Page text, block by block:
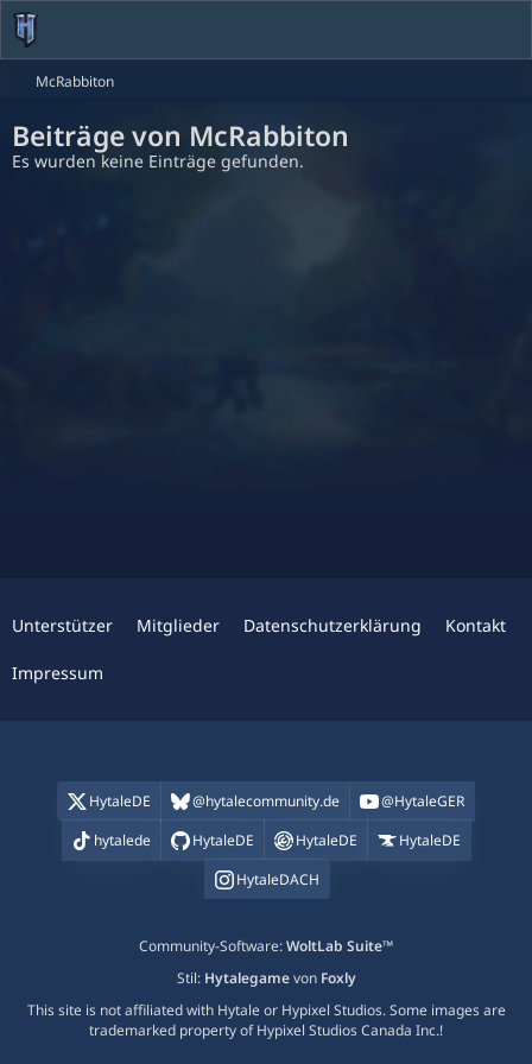
McRabbiton
Beiträge von McRabbiton
Es wurden keine Einträge gefunden.
Unterstützer Mitglieder Datenschutzerklärung Kontakt
Impressum
HytaleDE @hytalecommunity.de
@HytaleGER
hytalede
HytaleDE HytaleDE
HytaleDE
HytaleDACH
Community-Software:WoltLab Suite™
Stil: Hytalegamevon Foxly
This site is not affiliated with Hytale or Hypixel Studios. Some images are
trademarked property of Hypixel Studios Canada Inc.!